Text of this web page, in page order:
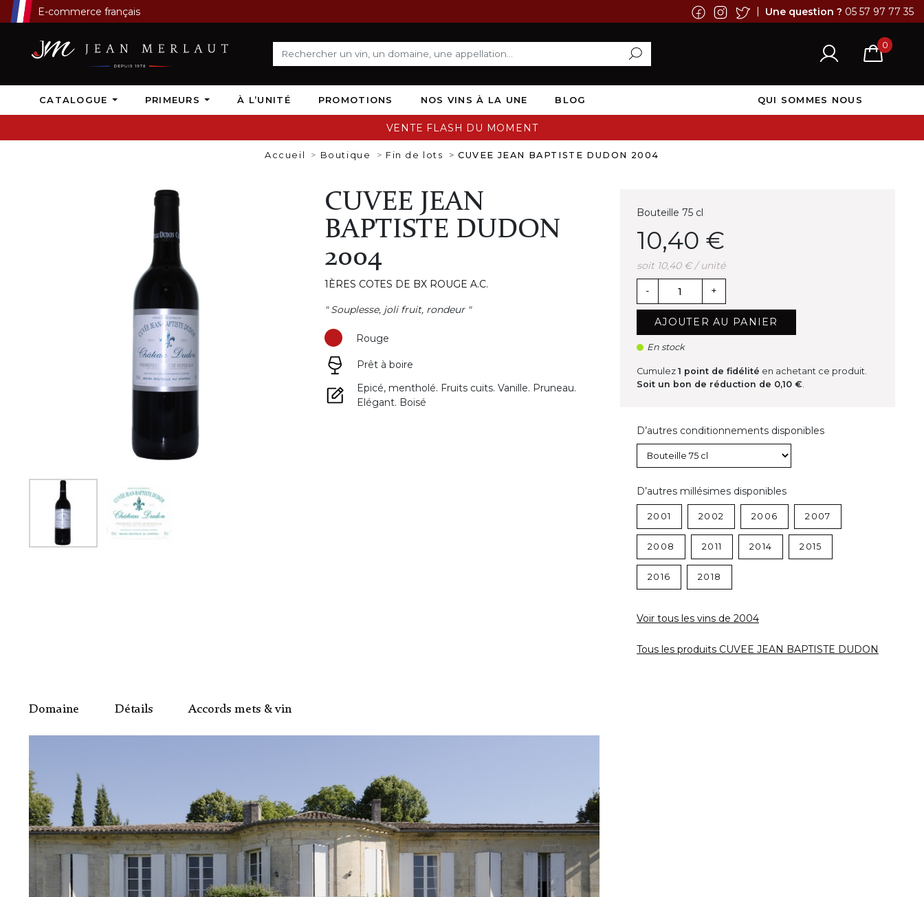
E-commerce français | Une question ? 05 57 97 77 35
0
CATALOGUE PRIMEURS À L’UNITÉ PROMOTIONS NOS VINS À LA UNE BLOG QUI SOMMES NOUS
VENTE FLASH DU MOMENT
Accueil Boutique Fin de lots CUVEE JEAN BAPTISTE DUDON 2004
CUVEE JEAN
BAPTISTE DUDON
2004
1ÈRES COTES DE BX ROUGE A.C.
" Souplesse, joli fruit, rondeur "
Rouge
Prêt à boire
Epicé, mentholé. Fruits cuits. Vanille. Pruneau.
Elégant. Boisé
Bouteille 75 cl
10,40 €
soit 10,40 € / unité
- +
AJOUTER AU PANIER
En stock
Cumulez 1 point de fidélité en achetant ce produit.
Soit un bon de réduction de 0,10 €.
D’autres conditionnements disponibles
D’autres millésimes disponibles
2001 2002 2006 2007
2008 2011 2014 2015
2016 2018
Voir tous les vins de 2004
Tous les produits CUVEE JEAN BAPTISTE DUDON
Domaine Détails Accords mets & vin